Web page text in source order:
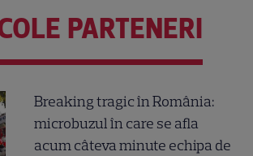
PARTENERI
Breaking tragic în România:
microbuzul în care se afla
acum câteva minute echipa de